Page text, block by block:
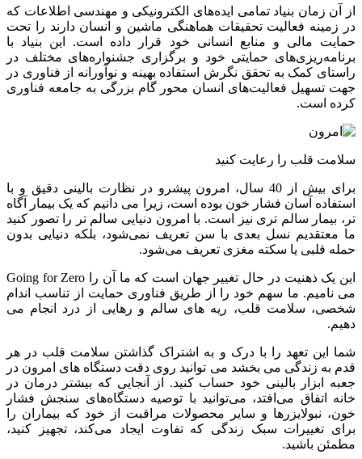
از آن زمان بنیاد تمامی ایده‌های الکترونیکی و مهندسی اطلاعات که
در زمینه فعالیت تحقیقات هماهنگی ماشین و انسان دارند را تحت
حمایت مالی و منابع انسانی خود قرار داده است. این بنیاد با
برنامه‌ریزی‌های حمایتی خود و برگزاری جشنواره‌های مختلف در
راستای کمک به تحقق نگرش استفاده بهینه و نوآورانه از فناوری در
جهت تسهیل فعالیت‌های انسان محور گام بزرگی به جامعه فناوری
کرده است.
سلامت قلب را رعایت کنید
برای بیش از 40 سال، امرون پیشرو در نظارت بالینی دقیق و با
استفاده آسان فشار خون بوده است، زیرا می دانیم که یک بیمار آگاه
تر، بیمار سالم تری نیز است. با امرون دنیایی سالم تر را تصور کنید
ما معتقدیم نسل بعدی با سن تعریف نمی‌شود، بلکه دنیایی بدون
حمله قلبی یا سکته مغزی تعریف می‌شود.
این یک ذهنیت در حال تغییر جهان است که ما آن را Going for Zero
می نامیم. ما سهم خود را از طریق فناوری حمایت از تناسب اندام
شخصی، سلامت قلب، ریه های سالم و رهایی از درد انجام می
دهیم.
شما این تعهد را با درک و به اشتراک گذاشتن سلامت قلب در هر
قدم به زندگی می بخشد می توانید روی دقت دستگاه های امرون در
جعبه ابزار بالینی خود حساب کنید. از آنجایی که بیشتر درمان در
خانه اتفاق می‌افتد، می‌توانید با توصیه دستگاه‌های سنجش فشار
خون، نبولایزرها و سایر محصولات مراقبت از خود که بیماران را
برای تغییرات سبک زندگی که تفاوت ایجاد می‌کند، تجهیز کنید،
مطمئن باشید.